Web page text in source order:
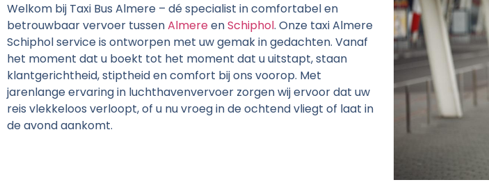
Welkom bij Taxi Bus Almere – dé specialist in comfortabel en
betrouwbaar vervoer tussenAlmereenSchiphol. Onze taxi Almere
Schiphol service is ontworpen met uw gemak in gedachten. Vanaf
het moment dat u boekt tot het moment dat u uitstapt, staan
klantgerichtheid, stiptheid en comfort bij ons voorop. Met
jarenlange ervaring in luchthavenvervoer zorgen wij ervoor dat uw
reis vlekkeloos verloopt, of u nu vroeg in de ochtend vliegt of laat in
de avond aankomt.